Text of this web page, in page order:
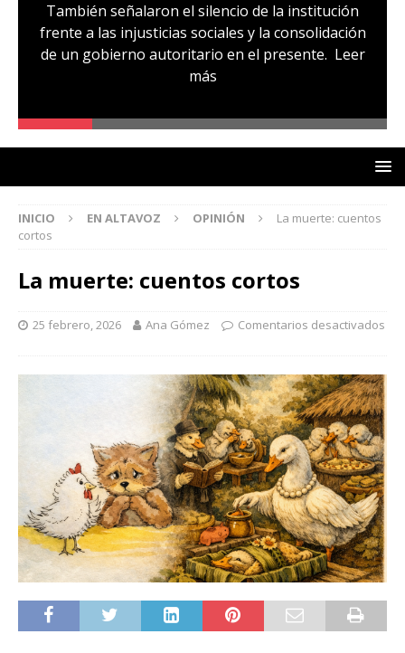
También señalaron el silencio de la institución
frente a las injusticias sociales y la consolidación
de un gobierno autoritario en el presente. Leer
más
INICIO EN ALTAVOZ OPINIÓN
La muerte: cuentos
cortos
La muerte: cuentos cortos
25 febrero, 2026 Ana Gómez Comentarios desactivados